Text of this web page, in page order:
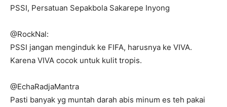
PSSI, Persatuan Sepakbola Sakarepe Inyong
@RockNal:
PSSI jangan menginduk ke FIFA, harusnya ke VIVA.
Karena VIVA cocok untuk kulit tropis.
@EchaRadjaMantra
Pasti banyak yg muntah darah abis minum es teh pakai